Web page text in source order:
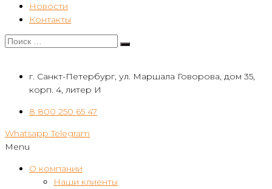
Новости
Контакты
г. Санкт-Петербург, ул. Маршала Говорова, дом 35,
корп. 4, литер И
8 800 250 65 47
Whatsapp Telegram
Menu
О компании
Наши клиенты